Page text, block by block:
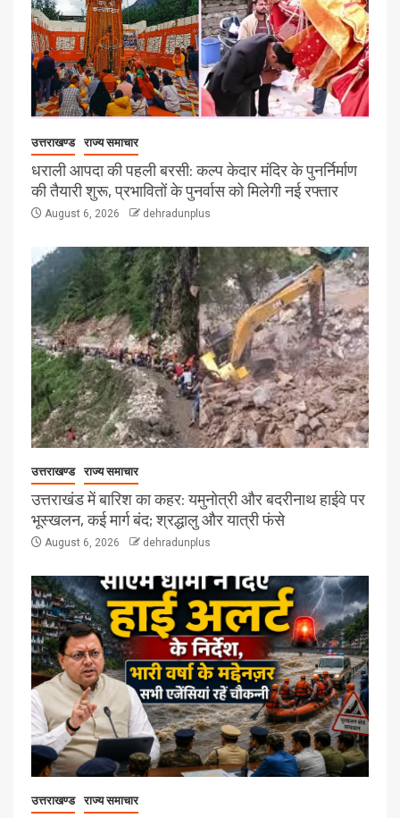
उत्तराखण्ड राज्य समाचार
धराली आपदा की पहली बरसी: कल्प केदार मंदिर के पुनर्निर्माण
की तैयारी शुरू, प्रभावितों के पुनर्वास को मिलेगी नई रफ्तार
August 6, 2026 dehradunplus
उत्तराखण्ड राज्य समाचार
उत्तराखंड में बारिश का कहर: यमुनोत्री और बदरीनाथ हाईवे पर
भूस्खलन, कई मार्ग बंद; श्रद्धालु और यात्री फंसे
August 6, 2026 dehradunplus
उत्तराखण्ड राज्य समाचार